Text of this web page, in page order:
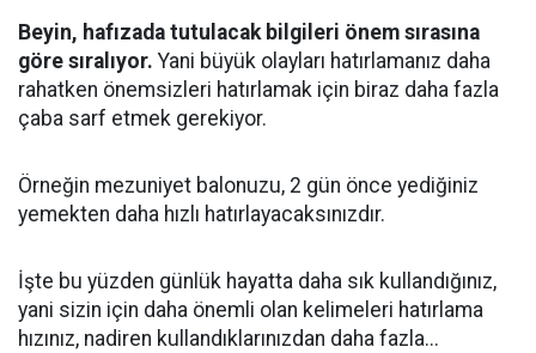
Beyin, hafızada tutulacak bilgileri önem sırasına
göre sıralıyor. Yani büyük olayları hatırlamanız daha
rahatken önemsizleri hatırlamak için biraz daha fazla
çaba sarf etmek gerekiyor.
Örneğin mezuniyet balonuzu, 2 gün önce yediğiniz
yemekten daha hızlı hatırlayacaksınızdır.
İşte bu yüzden günlük hayatta daha sık kullandığınız,
yani sizin için daha önemli olan kelimeleri hatırlama
hızınız, nadiren kullandıklarınızdan daha fazla...